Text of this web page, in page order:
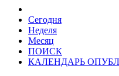
Сегодня
Неделя
Месяц
ПОИСК
КАЛЕНДАРЬ